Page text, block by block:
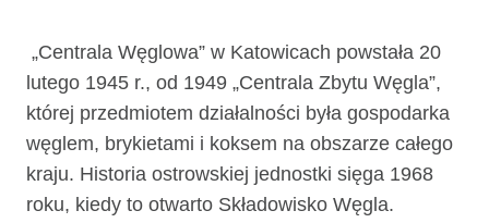
„Centrala Węglowa” w Katowicach powstała 20
lutego 1945 r., od 1949 „Centrala Zbytu Węgla”,
której przedmiotem działalności była gospodarka
węglem, brykietami i koksem na obszarze całego
kraju. Historia ostrowskiej jednostki sięga 1968
roku, kiedy to otwarto Składowisko Węgla.